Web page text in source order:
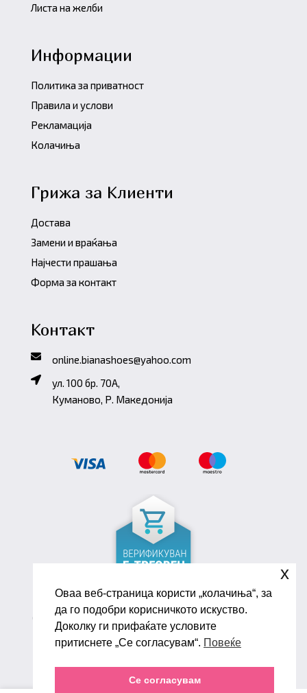
Листа на желби
Информации
Политика за приватност
Правила и услови
Рекламација
Колачиња
Грижа за Клиенти
Достава
Замени и враќања
Најчести прашања
Форма за контакт
Контакт
online.bianashoes@yahoo.com
ул. 100 бр. 70A,
Куманово, Р. Македонија
Copyright ©2026 Biana Shoes. Developed by
oLive Brandlab
Оваа веб-страница користи „колачиња“, за
да го подобри корисничкото искуство.
Доколку ги прифаќате условите
притиснете „Се согласувам“. Повеќе
Се согласувам
x